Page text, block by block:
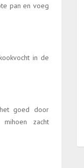
pan en voeg
in de
goed door
zacht